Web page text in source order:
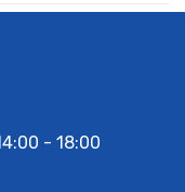
- 18:00